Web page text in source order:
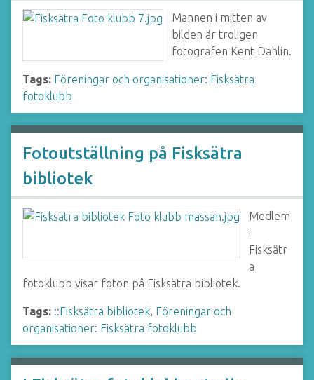
Mannen i mitten av
bilden är troligen
fotografen Kent Dahlin.
Tags: Föreningar och organisationer: Fisksätra
fotoklubb
Fotoutställning på Fisksätra
bibliotek
Medlem
i
Fisksätr
a
fotoklubb visar foton på Fisksätra bibliotek.
Tags: ::Fisksätra bibliotek, Föreningar och
organisationer: Fisksätra fotoklubb